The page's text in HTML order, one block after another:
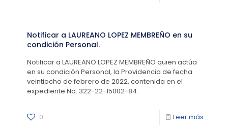
Notificar a LAUREANO LOPEZ MEMBREÑO en su
condición Personal.
Notificar a LAUREANO LOPEZ MEMBREÑO quien actúa
en su condición Personal, la Providencia de fecha
veintiocho de febrero de 2022, contenida en el
expediente No. 322-22-15002-84.
0 Leer más